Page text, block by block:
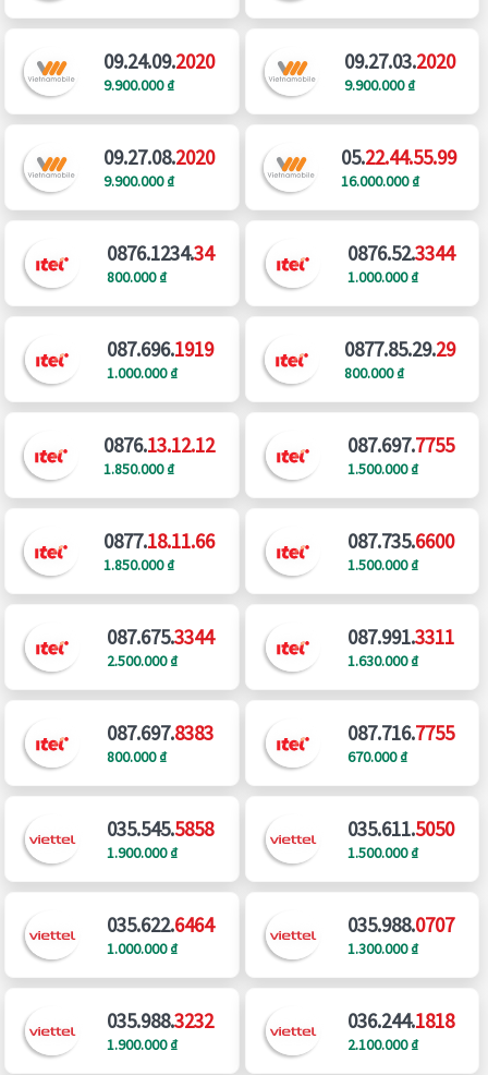
09.24.09.2020
9.900.000 ₫
09.27.03.2020
9.900.000 ₫
09.27.08.2020
9.900.000 ₫
05.22.44.55.99
16.000.000 ₫
0876.1234.34
800.000 ₫
0876.52.3344
1.000.000 ₫
087.696.1919
1.000.000 ₫
0877.85.29.29
800.000 ₫
0876.13.12.12
1.850.000 ₫
087.697.7755
1.500.000 ₫
0877.18.11.66
1.850.000 ₫
087.735.6600
1.500.000 ₫
087.675.3344
2.500.000 ₫
087.991.3311
1.630.000 ₫
087.697.8383
800.000 ₫
087.716.7755
670.000 ₫
035.545.5858
1.900.000 ₫
035.611.5050
1.500.000 ₫
035.622.6464
1.000.000 ₫
035.988.0707
1.300.000 ₫
035.988.3232
1.900.000 ₫
036.244.1818
2.100.000 ₫